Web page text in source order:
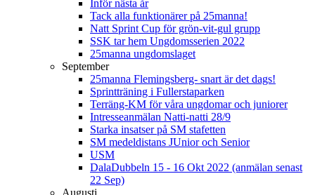
Inför nästa år
Tack alla funktionärer på 25manna!
Natt Sprint Cup för grön-vit-gul grupp
SSK tar hem Ungdomsserien 2022
25manna ungdomslaget
September
25manna Flemingsberg- snart är det dags!
Sprintträning i Fullerstaparken
Terräng-KM för våra ungdomar och juniorer
Intresseanmälan Natti-natti 28/9
Starka insatser på SM stafetten
SM medeldistans JUnior och Senior
USM
DalaDubbeln 15 - 16 Okt 2022 (anmälan senast
22 Sep)